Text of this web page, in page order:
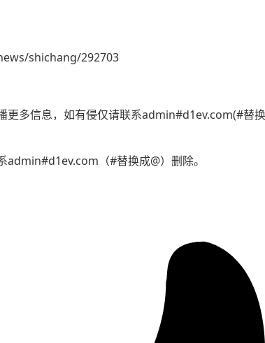
shichang/292703
更多信息，如有侵仅请联系admin#d1ev.com(#替
（#替换成@）删除。